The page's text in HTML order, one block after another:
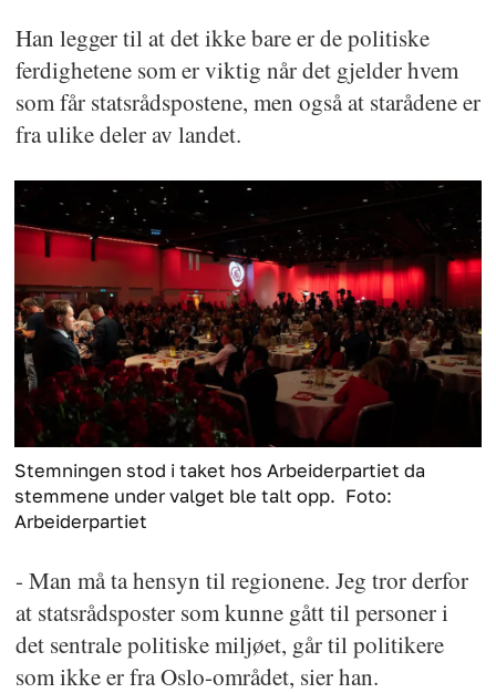
Han legger til at det ikke bare er de politiske
ferdighetene som er viktig når det gjelder hvem
som får statsrådspostene, men også at starådene er
fra ulike deler av landet.
Stemningen stod i taket hos Arbeiderpartiet da
stemmene under valget ble talt opp. Foto:
Arbeiderpartiet
- Man må ta hensyn til regionene. Jeg tror derfor
at statsrådsposter som kunne gått til personer i
det sentrale politiske miljøet, går til politikere
som ikke er fra Oslo-området, sier han.